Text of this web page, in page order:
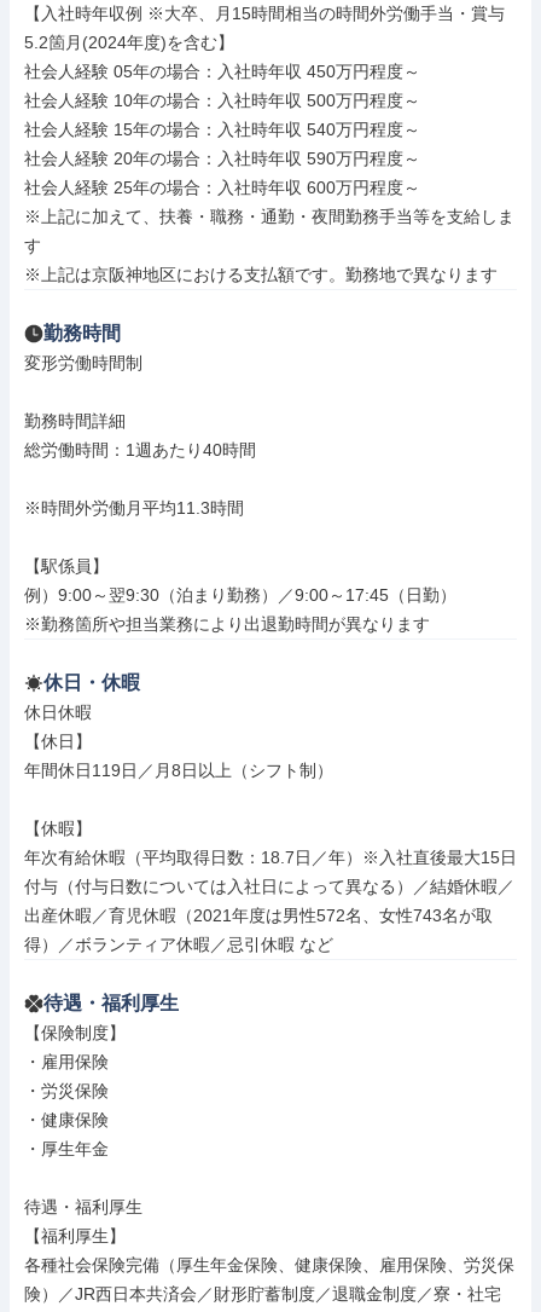
【入社時年収例 ※大卒、月15時間相当の時間外労働手当・賞与
5.2箇月(2024年度)を含む】
社会人経験 05年の場合：入社時年収 450万円程度～
社会人経験 10年の場合：入社時年収 500万円程度～
社会人経験 15年の場合：入社時年収 540万円程度～
社会人経験 20年の場合：入社時年収 590万円程度～
社会人経験 25年の場合：入社時年収 600万円程度～
※上記に加えて、扶養・職務・通勤・夜間勤務手当等を支給しま
す
※上記は京阪神地区における支払額です。勤務地で異なります
勤務時間
変形労働時間制
勤務時間詳細
総労働時間：1週あたり40時間
※時間外労働月平均11.3時間
【駅係員】
例）9:00～翌9:30（泊まり勤務）／9:00～17:45（日勤）
※勤務箇所や担当業務により出退勤時間が異なります
休日・休暇
休日休暇
【休日】
年間休日119日／月8日以上（シフト制）
【休暇】
年次有給休暇（平均取得日数：18.7日／年）※入社直後最大15日
付与（付与日数については入社日によって異なる）／結婚休暇／
出産休暇／育児休暇（2021年度は男性572名、女性743名が取
得）／ボランティア休暇／忌引休暇 など
待遇・福利厚生
【保険制度】
・雇用保険
・労災保険
・健康保険
・厚生年金
待遇・福利厚生
【福利厚生】
各種社会保険完備（厚生年金保険、健康保険、雇用保険、労災保
険）／JR西日本共済会／財形貯蓄制度／退職金制度／寮・社宅